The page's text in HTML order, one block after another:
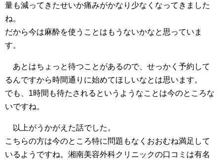
量も減ってきたせいか痛みがかなり少なくなってきました
ね。
だから今は麻酔を使うことはもうないかなと思っていま
す。
あとはちょっと待つことがあるので、せっかく予約して
るんですから時間通りに始めてほしいなとは思います。
でも、1時間も待たされるというようなことは今のところな
いですね。
以上がうかがえた話でした。
こちらの方は今のところ特に問題もなくおおむね満足して
いるようですね。湘南美容外科クリニックの口コミは有名